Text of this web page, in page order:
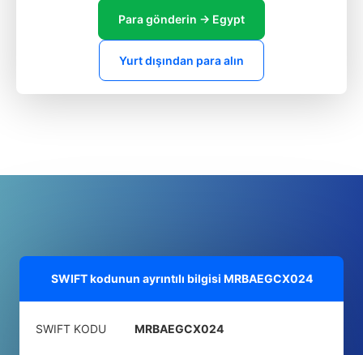
Para gönderin → Egypt
Yurt dışından para alın
SWIFT kodunun ayrıntılı bilgisi MRBAEGCX024
SWIFT KODU MRBAEGCX024